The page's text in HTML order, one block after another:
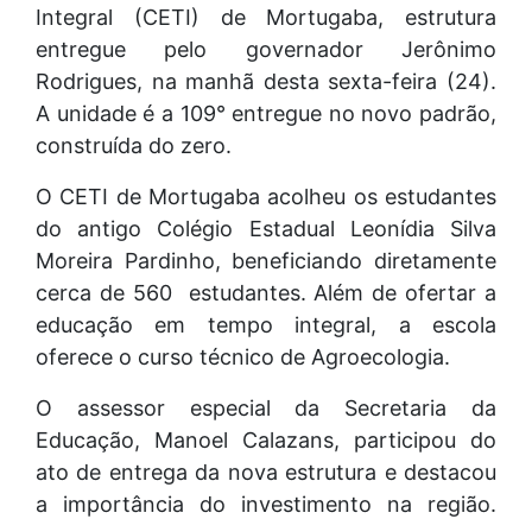
Integral (CETI) de Mortugaba, estrutura
entregue pelo governador Jerônimo
Rodrigues, na manhã desta sexta-feira (24).
A unidade é a 109° entregue no novo padrão,
construída do zero.
O CETI de Mortugaba acolheu os estudantes
do antigo Colégio Estadual Leonídia Silva
Moreira Pardinho, beneficiando diretamente
cerca de 560 estudantes. Além de ofertar a
educação em tempo integral, a escola
oferece o curso técnico de Agroecologia.
O assessor especial da Secretaria da
Educação, Manoel Calazans, participou do
ato de entrega da nova estrutura e destacou
a importância do investimento na região.